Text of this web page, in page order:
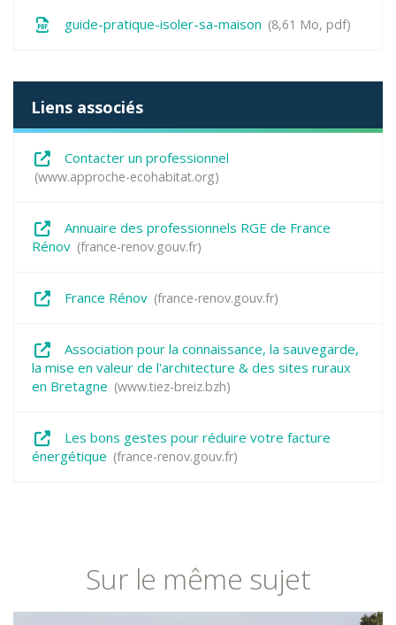
guide-pratique-isoler-sa-maison 8,61 Mo, pdf
Liens associés
Contacter un professionnel
www.approche-ecohabitat.org
Annuaire des professionnels RGE de France
Rénov france-renov.gouv.fr
France Rénov france-renov.gouv.fr
Association pour la connaissance, la sauvegarde,
la mise en valeur de l'architecture & des sites ruraux
en Bretagne
www.tiez-breiz.bzh
Les bons gestes pour réduire votre facture
énergétique
france-renov.gouv.fr
Sur le même sujet